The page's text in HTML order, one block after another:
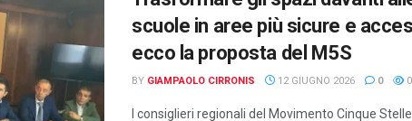
scuole in aree più sicure e
ecco la proposta del M5S
BY GIAMPAOLO CIRRONIS 12 GIUGNO 2026 0 0
I consiglieri regionali del Movimento Cinque